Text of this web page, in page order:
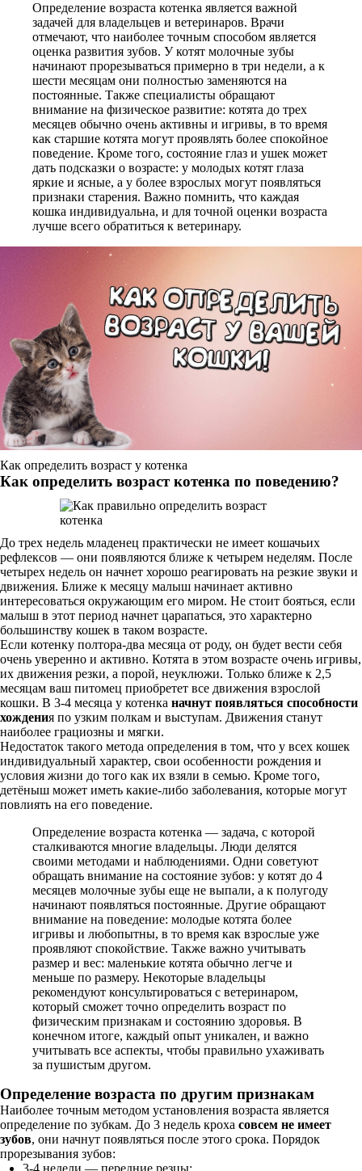
Определение возраста котенка является важной
задачей для владельцев и ветеринаров. Врачи
отмечают, что наиболее точным способом является
оценка развития зубов. У котят молочные зубы
начинают прорезываться примерно в три недели, а к
шести месяцам они полностью заменяются на
постоянные. Также специалисты обращают
внимание на физическое развитие: котята до трех
месяцев обычно очень активны и игривы, в то время
как старшие котята могут проявлять более спокойное
поведение. Кроме того, состояние глаз и ушек может
дать подсказки о возрасте: у молодых котят глаза
яркие и ясные, а у более взрослых могут появляться
признаки старения. Важно помнить, что каждая
кошка индивидуальна, и для точной оценки возраста
лучше всего обратиться к ветеринару.
Как определить возраст у котенка
Как определить возраст котенка по поведению?
До трех недель младенец практически не имеет кошачьих
рефлексов — они появляются ближе к четырем неделям. После
четырех недель он начнет хорошо реагировать на резкие звуки и
движения. Ближе к месяцу малыш начинает активно
интересоваться окружающим его миром. Не стоит бояться, если
малыш в этот период начнет царапаться, это характерно
большинству кошек в таком возрасте.
Если котенку полтора-два месяца от роду, он будет вести себя
очень уверенно и активно. Котята в этом возрасте очень игривы,
их движения резки, а порой, неуклюжи. Только ближе к 2,5
месяцам ваш питомец приобретет все движения взрослой
кошки. В 3-4 месяца у котенка начнут появляться способности
хождения по узким полкам и выступам. Движения станут
наиболее грациозны и мягки.
Недостаток такого метода определения в том, что у всех кошек
индивидуальный характер, свои особенности рождения и
условия жизни до того как их взяли в семью. Кроме того,
детёныш может иметь какие-либо заболевания, которые могут
повлиять на его поведение.
Определение возраста котенка — задача, с которой
сталкиваются многие владельцы. Люди делятся
своими методами и наблюдениями. Одни советуют
обращать внимание на состояние зубов: у котят до 4
месяцев молочные зубы еще не выпали, а к полугоду
начинают появляться постоянные. Другие обращают
внимание на поведение: молодые котята более
игривы и любопытны, в то время как взрослые уже
проявляют спокойствие. Также важно учитывать
размер и вес: маленькие котята обычно легче и
меньше по размеру. Некоторые владельцы
рекомендуют консультироваться с ветеринаром,
который сможет точно определить возраст по
физическим признакам и состоянию здоровья. В
конечном итоге, каждый опыт уникален, и важно
учитывать все аспекты, чтобы правильно ухаживать
за пушистым другом.
Определение возраста по другим признакам
Наиболее точным методом установления возраста является
определение по зубкам. До 3 недель кроха совсем не имеет
зубов, они начнут появляться после этого срока. Порядок
прорезывания зубов:
3-4 недели — передние резцы;